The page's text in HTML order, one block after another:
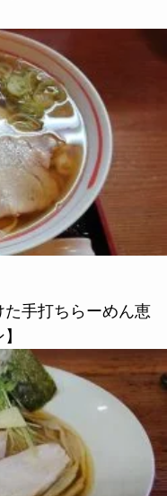
手打ちらーめん恵